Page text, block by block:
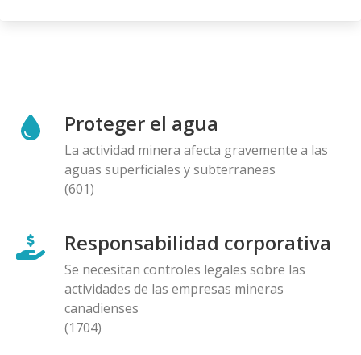
Proteger el agua
La actividad minera afecta gravemente a las
aguas superficiales y subterraneas
(601)
Responsabilidad corporativa
Se necesitan controles legales sobre las
actividades de las empresas mineras
canadienses
(1704)